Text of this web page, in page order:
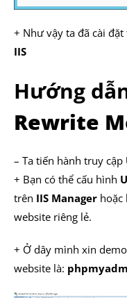
+ Như vậy ta đã cài
IIS
Hướng
Rewrite
– Ta tiến hành truy cập
+ Bạn có thể cấu hình
trên IIS Manager hoặc
website riêng lẻ.
+ Ở dây mình xin
website là: